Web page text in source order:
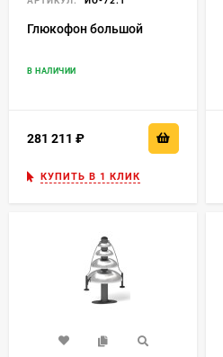
Глюкофон большой
В НАЛИЧИИ
281 211
КУПИТЬ В 1 КЛИК